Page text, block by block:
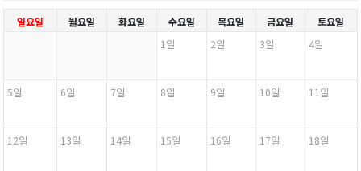
일요일 월요일 화요일 수요일 목요일 금요일
토요일
1일
2일 3일 4일
5일 6일 7일 8일 9일 10일 11일
12일 13일 14일 15일 16일 17일 18일